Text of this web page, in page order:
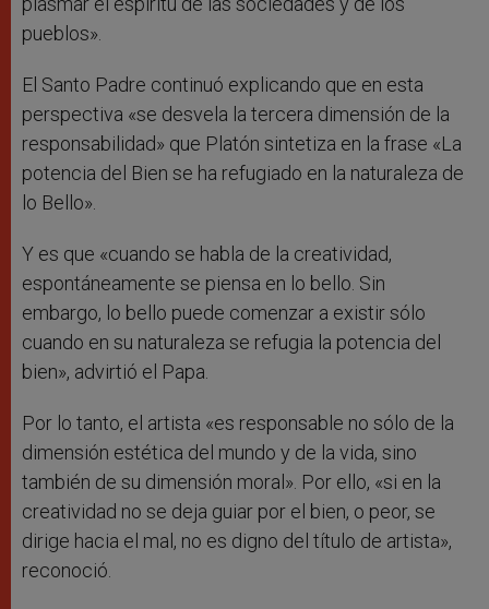
pueblos».
El Santo Padre continuó explicando que en esta
perspectiva «se desvela la tercera dimensión de la
responsabilidad» que Platón sintetiza en la frase «La
potencia del Bien se ha refugiado en la naturaleza de
lo Bello».
Y es que «cuando se habla de la creatividad,
espontáneamente se piensa en lo bello. Sin
embargo, lo bello puede comenzar a existir sólo
cuando en su naturaleza se refugia la potencia del
bien», advirtió el Papa.
Por lo tanto, el artista «es responsable no sólo de la
dimensión estética del mundo y de la vida, sino
también de su dimensión moral». Por ello, «si en la
creatividad no se deja guiar por el bien, o peor, se
dirige hacia el mal, no es digno del título de artista»,
reconoció.